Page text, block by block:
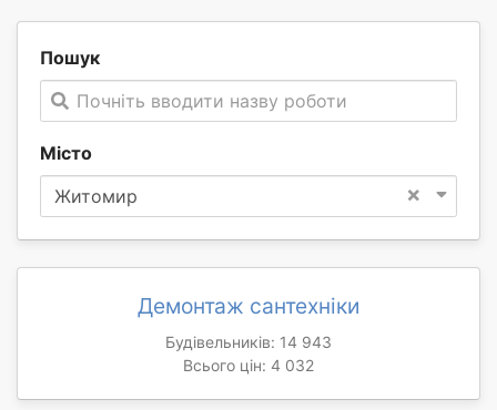
Пошук
Почніть вводити назву роботи
Місто
×
Житомир
Демонтаж сантехніки
Будівельників: 14 943
Всього цін: 4 032